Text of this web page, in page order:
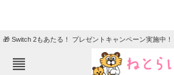
🎁 Switch 2もあたる！ プレゼントキャンペーン実施中！